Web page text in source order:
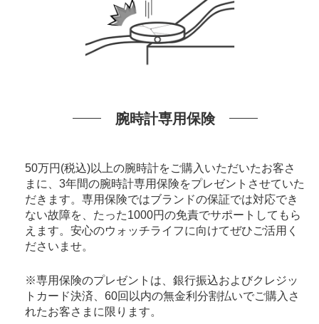
腕時計専用保険
50万円(税込)以上の腕時計をご購入いただいたお客さ
まに、3年間の腕時計専用保険をプレゼントさせていた
だきます。専用保険ではブランドの保証では対応でき
ない故障を、たった1000円の免責でサポートしてもら
えます。安心のウォッチライフに向けてぜひご活用く
ださいませ。
※専用保険のプレゼントは、銀行振込およびクレジッ
トカード決済、60回以内の無金利分割払いでご購入さ
れたお客さまに限ります。